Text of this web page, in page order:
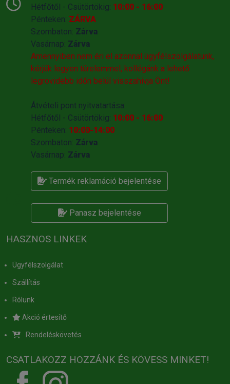
Hétfőtől - Csütörtökig: 10:00 - 16:00
Pénteken: ZÁRVA
Szombaton: Zárva
Vasárnap: Zárva
Amennyiben nem éri el azonnal ügyfélszolgálatunk,
kérjük legyen türelemmel, kollégánk a lehető
legrövidebb időn belül visszahivja Önt!
Átvételi pont nyitvatartása:
Hétfőtől - Csütörtökig: 10:00 - 16:00
Pénteken: 10:00-14:00
Szombaton: Zárva
Vasárnap: Zárva
Termék reklamáció bejelentése
Panasz bejelentése
HASZNOS LINKEK
Ügyfélszolgálat
Szállítás
Rólunk
Akció értesítő
Rendeléskövetés
CSATLAKOZZ HOZZÁNK ÉS KÖVESS MINKET!